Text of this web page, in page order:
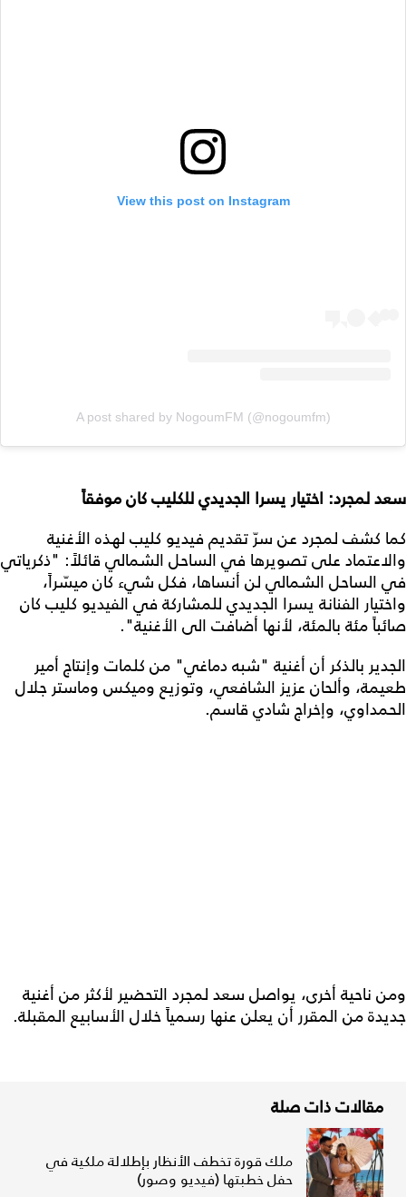
View this post on Instagram
A post shared by NogoumFM (@nogoumfm)
سعد لمجرد: اختيار يسرا الجديدي للكليب كان موفقاً
كما كشف لمجرد عن سرّ تقديم فيديو كليب لهذه الأغنية
والاعتماد على تصويرها في الساحل الشمالي قائلاً: "ذكرياتي
في الساحل الشمالي لن أنساها، فكل شيء كان ميسّراً،
واختيار الفنانة يسرا الجديدي للمشاركة في الفيديو كليب كان
صائباً مئة بالمئة، لأنها أضافت الى الأغنية".
الجدير بالذكر أن أغنية "شبه دماغي" من كلمات وإنتاج أمير
طعيمة، وألحان عزيز الشافعي، وتوزيع وميكس وماستر جلال
الحمداوي، وإخراج شادي قاسم.
ومن ناحية أخرى، يواصل سعد لمجرد التحضير لأكثر من أغنية
جديدة من المقرر أن يعلن عنها رسمياً خلال الأسابيع المقبلة.
مقالات ذات صلة
ملك قورة تخطف الأنظار بإطلالة ملكية في
حفل خطبتها (فيديو وصور)